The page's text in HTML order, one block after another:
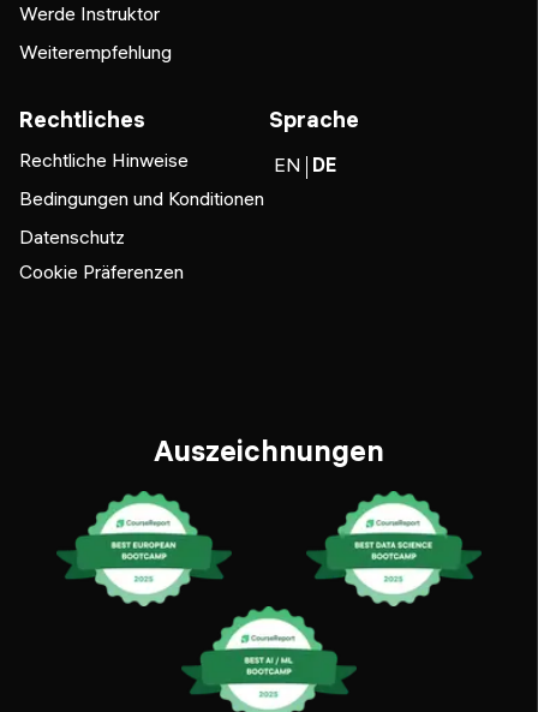
Werde Instruktor
Weiterempfehlung
Rechtliches
Rechtliche Hinweise
Bedingungen und Konditionen
Datenschutz
Cookie Präferenzen
Sprache
EN DE
Auszeichnungen